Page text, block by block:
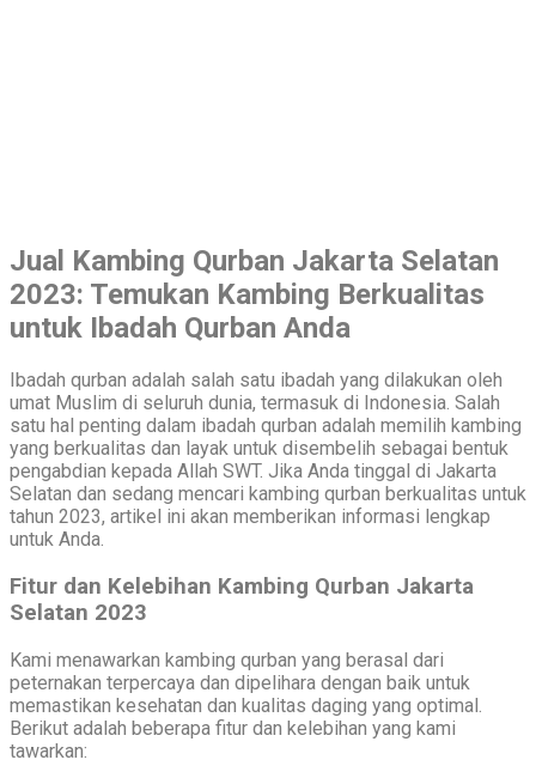
Jual Kambing Qurban Jakarta Selatan
2023: Temukan Kambing Berkualitas
untuk Ibadah Qurban Anda
Ibadah qurban adalah salah satu ibadah yang dilakukan oleh
umat Muslim di seluruh dunia, termasuk di Indonesia. Salah
satu hal penting dalam ibadah qurban adalah memilih kambing
yang berkualitas dan layak untuk disembelih sebagai bentuk
pengabdian kepada Allah SWT. Jika Anda tinggal di Jakarta
Selatan dan sedang mencari kambing qurban berkualitas untuk
tahun 2023, artikel ini akan memberikan informasi lengkap
untuk Anda.
Fitur dan Kelebihan Kambing Qurban Jakarta
Selatan 2023
Kami menawarkan kambing qurban yang berasal dari
peternakan terpercaya dan dipelihara dengan baik untuk
memastikan kesehatan dan kualitas daging yang optimal.
Berikut adalah beberapa fitur dan kelebihan yang kami
tawarkan: